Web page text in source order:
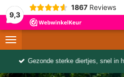
9,3
1867 Reviews
Gezonde sterke diertjes, snel in